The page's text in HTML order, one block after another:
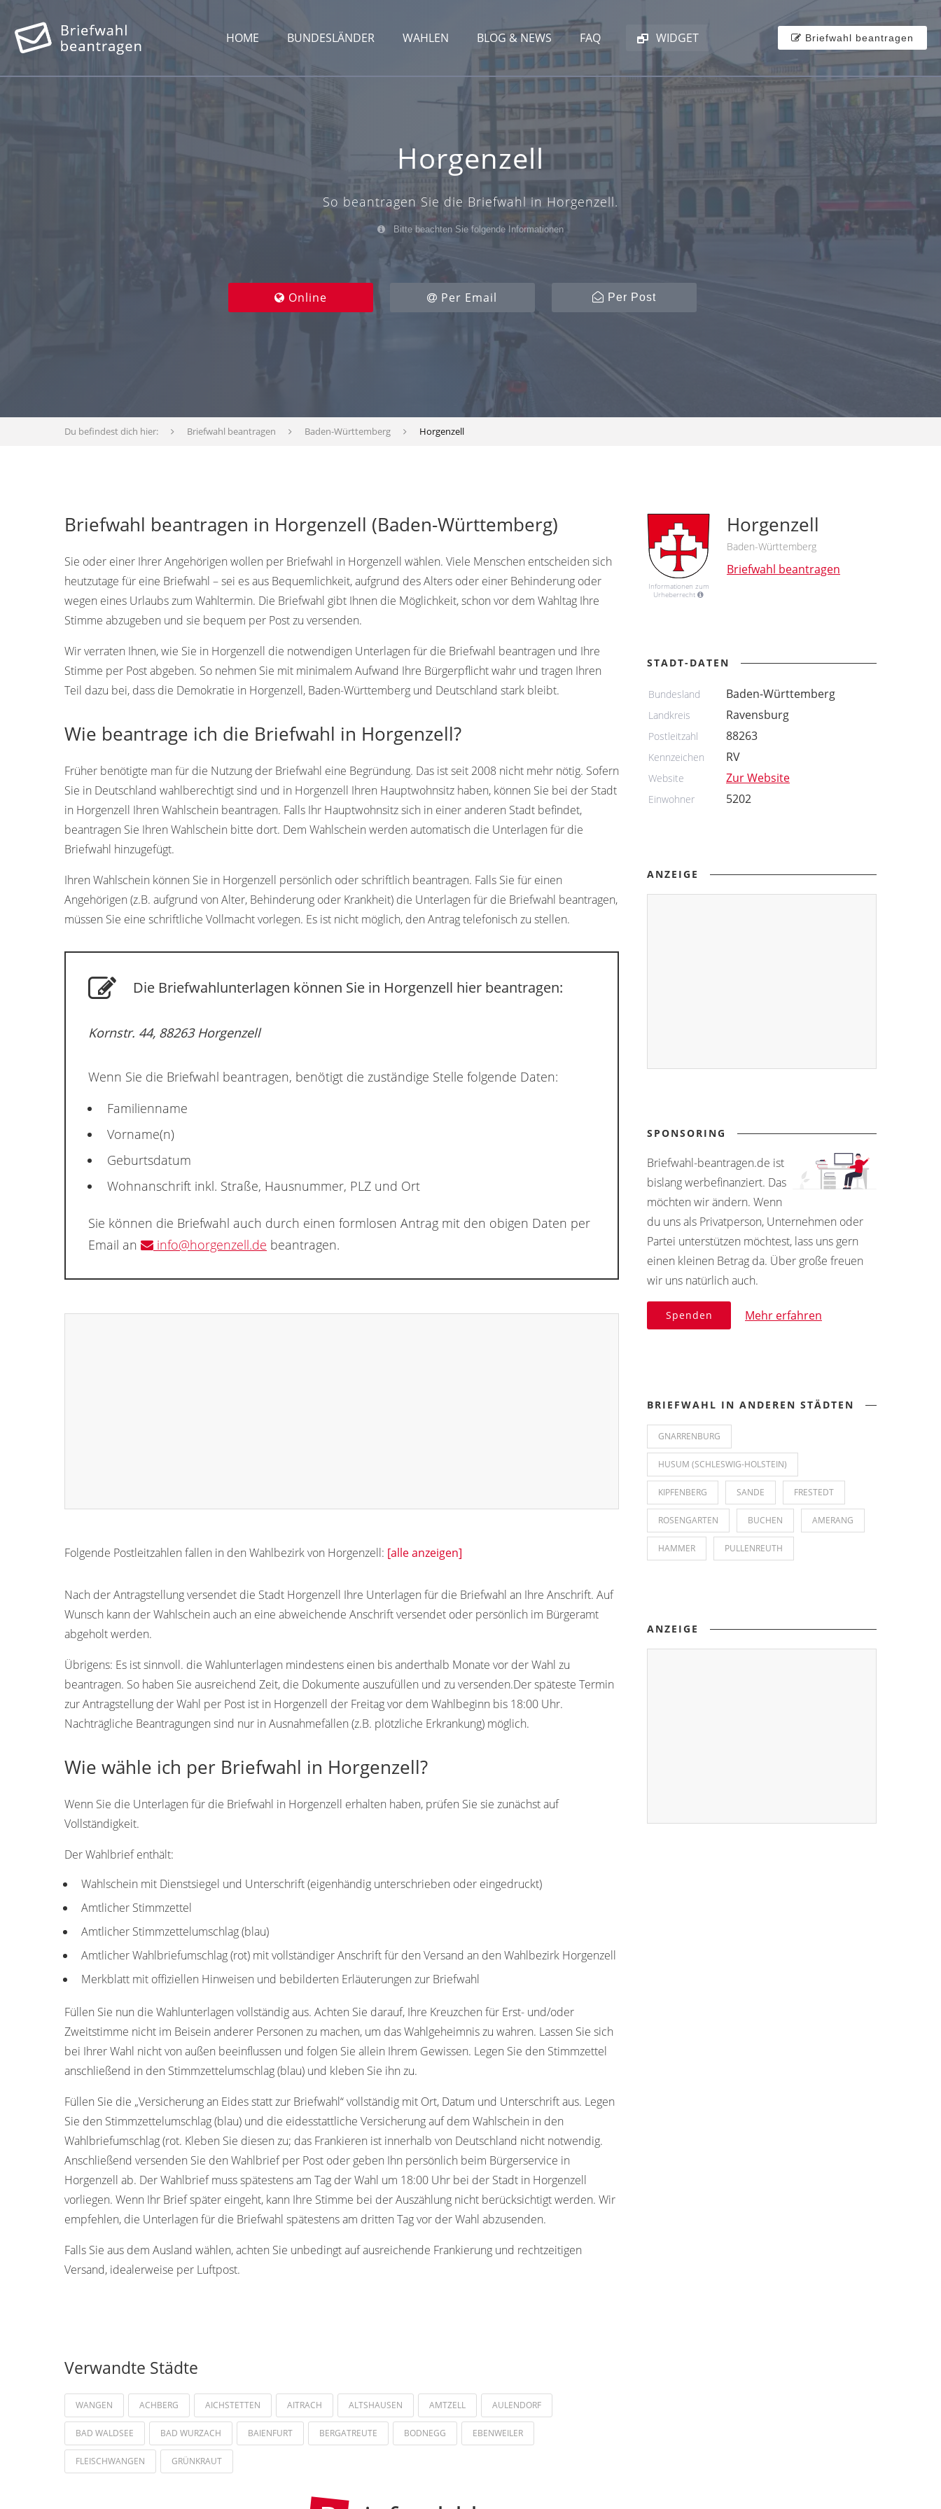
HOME BUNDESLÄNDER WAHLEN BLOG & NEWS FAQ WIDGET Briefwahl beantragen
Horgenzell
So beantragen Sie die Briefwahl in Horgenzell.
Bitte beachten Sie folgende Informationen
Online Per Email Per Post
Du befindest dich hier: Briefwahl beantragen Baden-Württemberg Horgenzell
Briefwahl beantragen in Horgenzell (Baden-Württemberg)
Sie oder einer Ihrer Angehörigen wollen per Briefwahl in Horgenzell wählen. Viele Menschen entscheiden sich
heutzutage für eine Briefwahl – sei es aus Bequemlichkeit, aufgrund des Alters oder einer Behinderung oder
wegen eines Urlaubs zum Wahltermin. Die Briefwahl gibt Ihnen die Möglichkeit, schon vor dem Wahltag Ihre
Stimme abzugeben und sie bequem per Post zu versenden.
Wir verraten Ihnen, wie Sie in Horgenzell die notwendigen Unterlagen für die Briefwahl beantragen und Ihre
Stimme per Post abgeben. So nehmen Sie mit minimalem Aufwand Ihre Bürgerpflicht wahr und tragen Ihren
Teil dazu bei, dass die Demokratie in Horgenzell, Baden-Württemberg und Deutschland stark bleibt.
Wie beantrage ich die Briefwahl in Horgenzell?
Früher benötigte man für die Nutzung der Briefwahl eine Begründung. Das ist seit 2008 nicht mehr nötig. Sofern
Sie in Deutschland wahlberechtigt sind und in Horgenzell Ihren Hauptwohnsitz haben, können Sie bei der Stadt
in Horgenzell Ihren Wahlschein beantragen. Falls Ihr Hauptwohnsitz sich in einer anderen Stadt befindet,
beantragen Sie Ihren Wahlschein bitte dort. Dem Wahlschein werden automatisch die Unterlagen für die
Briefwahl hinzugefügt.
Ihren Wahlschein können Sie in Horgenzell persönlich oder schriftlich beantragen. Falls Sie für einen
Angehörigen (z.B. aufgrund von Alter, Behinderung oder Krankheit) die Unterlagen für die Briefwahl beantragen,
müssen Sie eine schriftliche Vollmacht vorlegen. Es ist nicht möglich, den Antrag telefonisch zu stellen.
Die Briefwahlunterlagen können Sie in Horgenzell hier beantragen:
Kornstr. 44, 88263 Horgenzell
Wenn Sie die Briefwahl beantragen, benötigt die zuständige Stelle folgende Daten:
Familienname
Vorname(n)
Geburtsdatum
Wohnanschrift inkl. Straße, Hausnummer, PLZ und Ort
Sie können die Briefwahl auch durch einen formlosen Antrag mit den obigen Daten per
Email an
info@horgenzell.de beantragen.
Folgende Postleitzahlen fallen in den Wahlbezirk von Horgenzell: [alle anzeigen]
Nach der Antragstellung versendet die Stadt Horgenzell Ihre Unterlagen für die Briefwahl an Ihre Anschrift. Auf
Wunsch kann der Wahlschein auch an eine abweichende Anschrift versendet oder persönlich im Bürgeramt
abgeholt werden.
Übrigens: Es ist sinnvoll. die Wahlunterlagen mindestens einen bis anderthalb Monate vor der Wahl zu
beantragen. So haben Sie ausreichend Zeit, die Dokumente auszufüllen und zu versenden.Der späteste Termin
zur Antragstellung der Wahl per Post ist in Horgenzell der Freitag vor dem Wahlbeginn bis 18:00 Uhr.
Nachträgliche Beantragungen sind nur in Ausnahmefällen (z.B. plötzliche Erkrankung) möglich.
Wie wähle ich per Briefwahl in Horgenzell?
Wenn Sie die Unterlagen für die Briefwahl in Horgenzell erhalten haben, prüfen Sie sie zunächst auf
Vollständigkeit.
Der Wahlbrief enthält:
Wahlschein mit Dienstsiegel und Unterschrift (eigenhändig unterschrieben oder eingedruckt)
Amtlicher Stimmzettel
Amtlicher Stimmzettelumschlag (blau)
Amtlicher Wahlbriefumschlag (rot) mit vollständiger Anschrift für den Versand an den Wahlbezirk Horgenzell
Merkblatt mit offiziellen Hinweisen und bebilderten Erläuterungen zur Briefwahl
Füllen Sie nun die Wahlunterlagen vollständig aus. Achten Sie darauf, Ihre Kreuzchen für Erst- und/oder
Zweitstimme nicht im Beisein anderer Personen zu machen, um das Wahlgeheimnis zu wahren. Lassen Sie sich
bei Ihrer Wahl nicht von außen beeinflussen und folgen Sie allein Ihrem Gewissen. Legen Sie den Stimmzettel
anschließend in den Stimmzettelumschlag (blau) und kleben Sie ihn zu.
Füllen Sie die „Versicherung an Eides statt zur Briefwahl“ vollständig mit Ort, Datum und Unterschrift aus. Legen
Sie den Stimmzettelumschlag (blau) und die eidesstattliche Versicherung auf dem Wahlschein in den
Wahlbriefumschlag (rot. Kleben Sie diesen zu; das Frankieren ist innerhalb von Deutschland nicht notwendig.
Anschließend versenden Sie den Wahlbrief per Post oder geben Ihn persönlich beim Bürgerservice in
Horgenzell ab. Der Wahlbrief muss spätestens am Tag der Wahl um 18:00 Uhr bei der Stadt in Horgenzell
vorliegen. Wenn Ihr Brief später eingeht, kann Ihre Stimme bei der Auszählung nicht berücksichtigt werden. Wir
empfehlen, die Unterlagen für die Briefwahl spätestens am dritten Tag vor der Wahl abzusenden.
Falls Sie aus dem Ausland wählen, achten Sie unbedingt auf ausreichende Frankierung und rechtzeitigen
Versand, idealerweise per Luftpost.
Verwandte Städte
WANGEN ACHBERG AICHSTETTEN AITRACH ALTSHAUSEN AMTZELL AULENDORF
BAD WALDSEE BAD WURZACH BAIENFURT BERGATREUTE BODNEGG EBENWEILER
FLEISCHWANGEN GRÜNKRAUT
Informationen zum
Urheberrecht
Horgenzell
Baden-Württemberg
Briefwahl beantragen
STADT-DATEN
Bundesland Baden-Württemberg
Landkreis Ravensburg
Postleitzahl 88263
Kennzeichen RV
Website Zur Website
Einwohner 5202
ANZEIGE
SPONSORING
Briefwahl-beantragen.de ist
bislang werbefinanziert. Das
möchten wir ändern. Wenn
du uns als Privatperson, Unternehmen oder
Partei unterstützen möchtest, lass uns gern
einen kleinen Betrag da. Über große freuen
wir uns natürlich auch.
Spenden Mehr erfahren
BRIEFWAHL IN ANDEREN STÄDTEN
GNARRENBURG
HUSUM (SCHLESWIG-HOLSTEIN)
KIPFENBERG SANDE FRESTEDT
ROSENGARTEN BUCHEN AMERANG
HAMMER PULLENREUTH
ANZEIGE